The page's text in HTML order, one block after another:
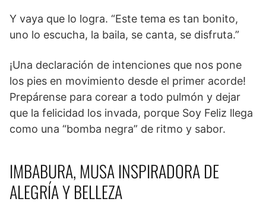
Y vaya que lo logra. “Este tema es tan bonito,
uno lo escucha, la baila, se canta, se disfruta.”
¡Una declaración de intenciones que nos pone
los pies en movimiento desde el primer acorde!
Prepárense para corear a todo pulmón y dejar
que la felicidad los invada, porque Soy Feliz llega
como una “bomba negra” de ritmo y sabor.
IMBABURA, MUSA INSPIRADORA DE
ALEGRÍA Y BELLEZA